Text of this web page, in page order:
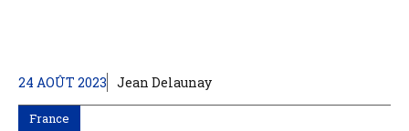
24 AOÛT 2023 Jean Delaunay
France